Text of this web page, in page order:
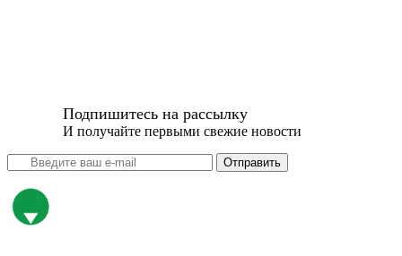
Подпишитесь на рассылку
И получайте первыми свежие новости
Отправить